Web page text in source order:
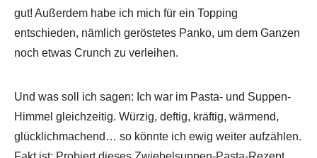
gut! Außerdem habe ich mich für ein Topping
entschieden, nämlich geröstetes Panko, um dem Ganzen
noch etwas Crunch zu verleihen.
Und was soll ich sagen: Ich war im Pasta- und Suppen-
Himmel gleichzeitig. Würzig, deftig, kräftig, wärmend,
glücklichmachend… so könnte ich ewig weiter aufzählen.